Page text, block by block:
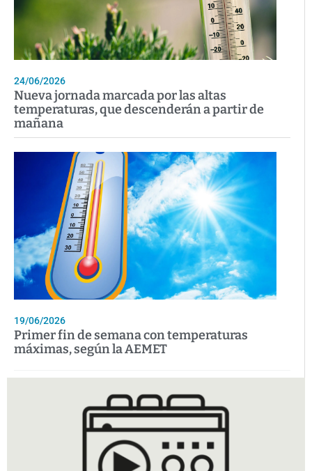
24/06/2026
Nueva jornada marcada por las altas
temperaturas, que descenderán a partir de
mañana
19/06/2026
Primer fin de semana con temperaturas
máximas, según la AEMET